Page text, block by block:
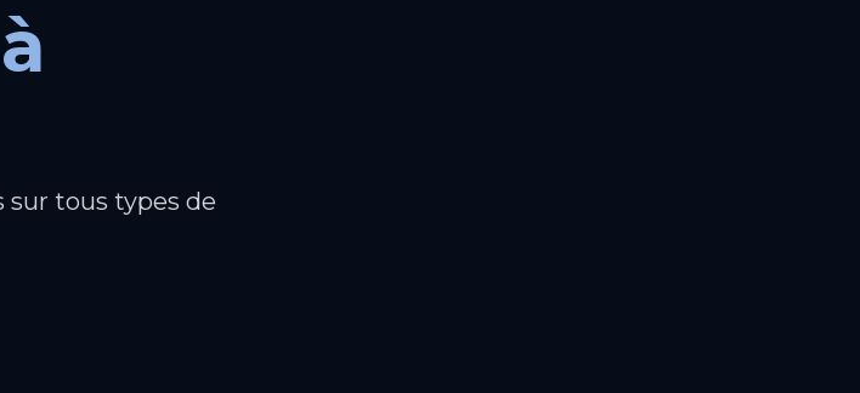
à
tous types de